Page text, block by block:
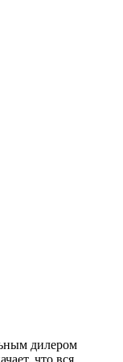
дилером
что вся